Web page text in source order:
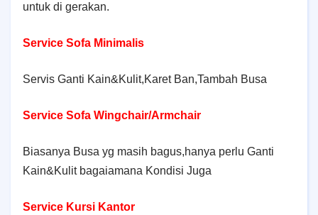
untuk di gerakan.
Service Sofa Minimalis
Servis Ganti Kain&Kulit,Karet Ban,Tambah Busa
Service Sofa Wingchair/Armchair
Biasanya Busa yg masih bagus,hanya perlu Ganti
Kain&Kulit bagaiamana Kondisi Juga
Service Kursi Kantor